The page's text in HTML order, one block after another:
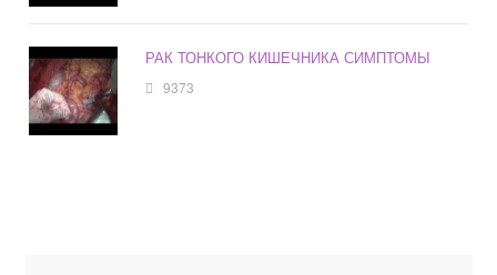
РАК ТОНКОГО КИШЕЧНИКА СИМПТОМЫ
9373